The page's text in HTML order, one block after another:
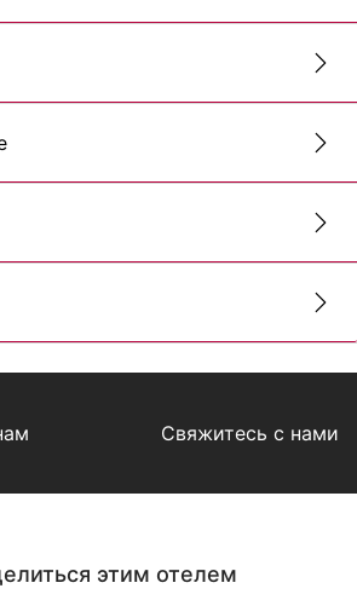
Свяжитесь с нами
этим отелем